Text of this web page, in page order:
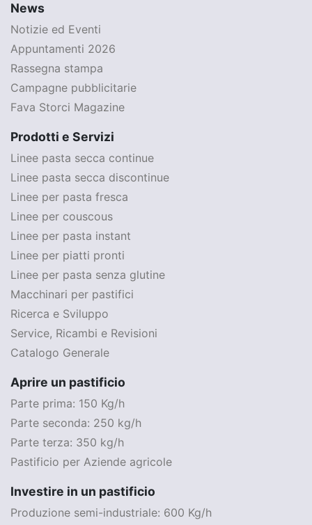
News
Notizie ed Eventi
Appuntamenti 2026
Rassegna stampa
Campagne pubblicitarie
Fava Storci Magazine
Prodotti e Servizi
Linee pasta secca continue
Linee pasta secca discontinue
Linee per pasta fresca
Linee per couscous
Linee per pasta instant
Linee per piatti pronti
Linee per pasta senza glutine
Macchinari per pastifici
Ricerca e Sviluppo
Service, Ricambi e Revisioni
Catalogo Generale
Aprire un pastificio
Parte prima: 150 Kg/h
Parte seconda: 250 kg/h
Parte terza: 350 kg/h
Pastificio per Aziende agricole
Investire in un pastificio
Produzione semi-industriale: 600 Kg/h